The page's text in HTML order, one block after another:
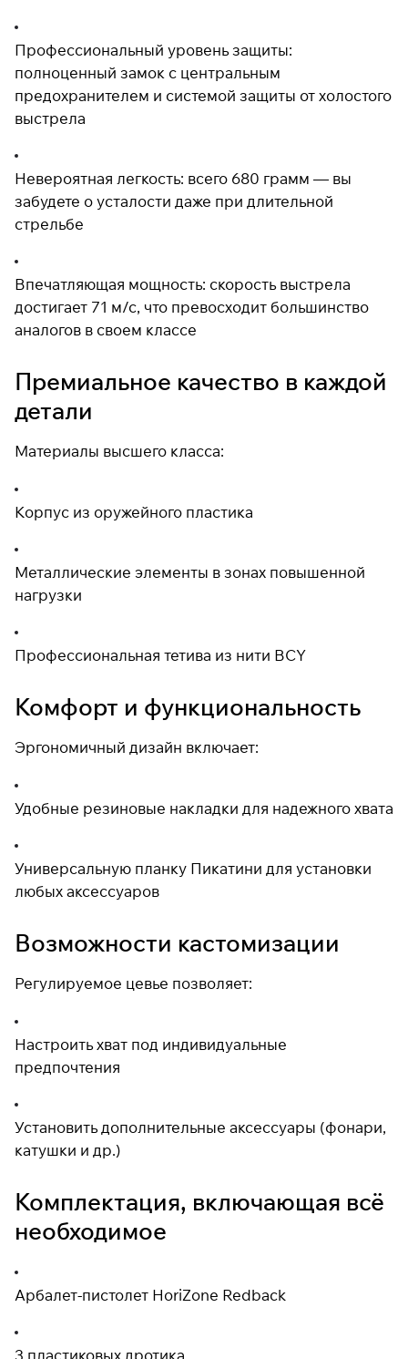
Профессиональный уровень защиты:
полноценный замок с центральным
предохранителем и системой защиты от холостого
выстрела
Невероятная легкость: всего 680 грамм — вы
забудете о усталости даже при длительной
стрельбе
Впечатляющая мощность: скорость выстрела
достигает 71 м/с, что превосходит большинство
аналогов в своем классе
Премиальное качество в каждой
детали
Материалы высшего класса:
Корпус из оружейного пластика
Металлические элементы в зонах повышенной
нагрузки
Профессиональная тетива из нити BCY
Комфорт и функциональность
Эргономичный дизайн включает:
Удобные резиновые накладки для надежного хвата
Универсальную планку Пикатини для установки
любых аксессуаров
Возможности кастомизации
Регулируемое цевье позволяет:
Настроить хват под индивидуальные
предпочтения
Установить дополнительные аксессуары (фонари,
катушки и др.)
Комплектация, включающая всё
необходимое
Арбалет-пистолет HoriZone Redback
3 пластиковых дротика